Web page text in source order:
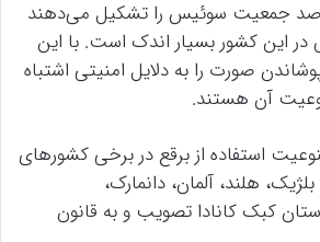
حدود ۵ درصد جمعیت سوئیس را تشکیل می‌دهند
در این کشور بسیار اندک است. با این
صورت را به دلایل امنیتی اشتباه
آن هستند.
استفاده از برقع در برخی کشورهای
هلند، آلمان، دانمارک،
کبک کانادا تصویب و به قانون